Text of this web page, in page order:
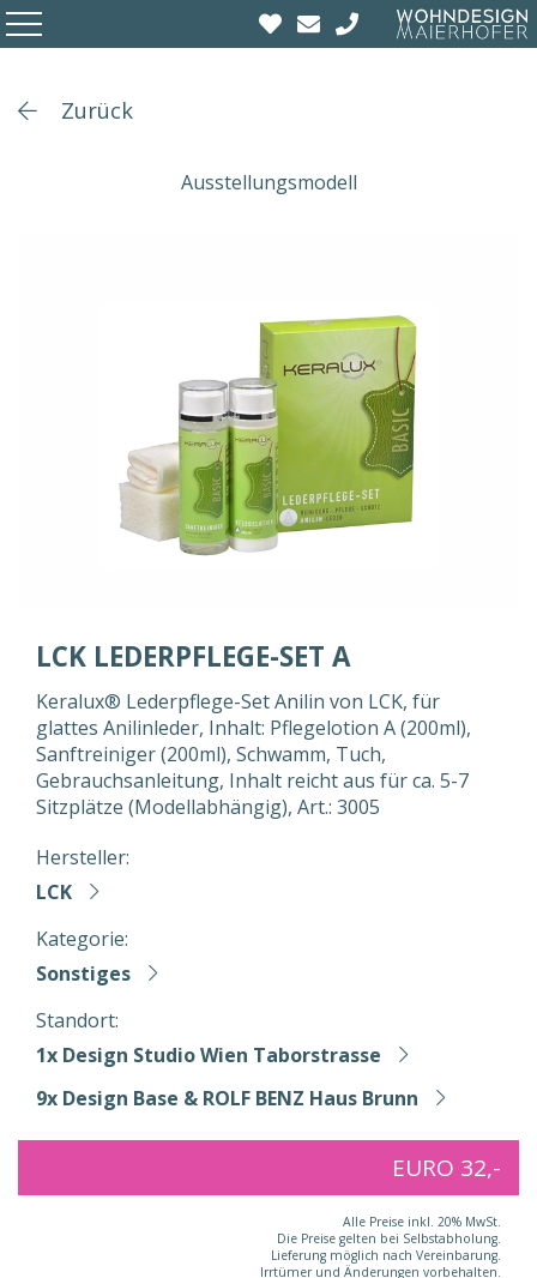
Zurück
Ausstellungsmodell
LCK LEDERPFLEGE-SET A
Keralux® Lederpflege-Set Anilin von LCK, für
glattes Anilinleder, Inhalt: Pflegelotion A (200ml),
Sanftreiniger (200ml), Schwamm, Tuch,
Gebrauchsanleitung, Inhalt reicht aus für ca. 5-7
Sitzplätze (Modellabhängig), Art.: 3005
Hersteller:
LCK
Kategorie:
Sonstiges
Standort:
1x Design Studio Wien Taborstrasse
9x Design Base & ROLF BENZ Haus Brunn
EURO 32,-
Alle Preise inkl. 20% MwSt.
Die Preise gelten bei Selbstabholung.
Lieferung möglich nach Vereinbarung.
Irrtümer und Änderungen vorbehalten.